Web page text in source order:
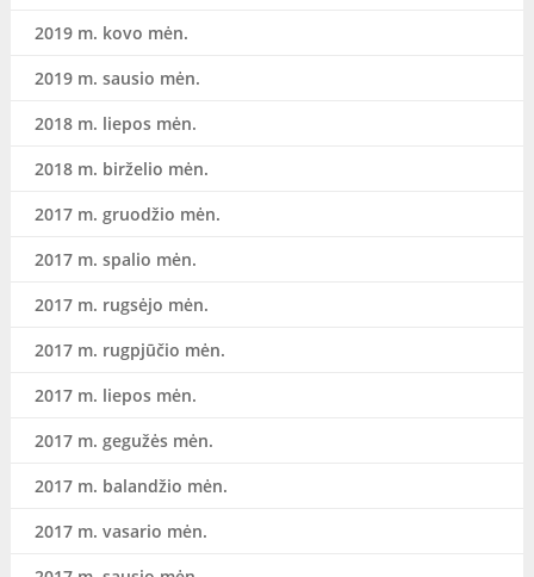
2019 m. kovo mėn.
2019 m. sausio mėn.
2018 m. liepos mėn.
2018 m. birželio mėn.
2017 m. gruodžio mėn.
2017 m. spalio mėn.
2017 m. rugsėjo mėn.
2017 m. rugpjūčio mėn.
2017 m. liepos mėn.
2017 m. gegužės mėn.
2017 m. balandžio mėn.
2017 m. vasario mėn.